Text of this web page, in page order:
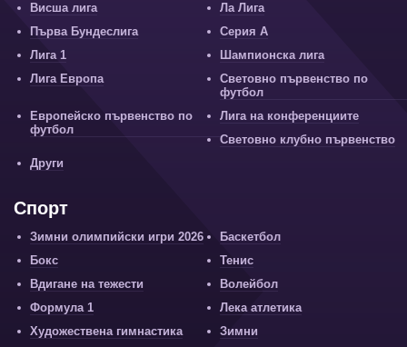
Висша лига
Ла Лига
Първа Бундеслига
Серия А
Лига 1
Шампионска лига
Лига Европа
Световно първенство по
футбол
Европейско първенство по
футбол
Лига на конференциите
Световно клубно първенство
Други
Спорт
Зимни олимпийски игри 2026
Баскетбол
Бокс
Тенис
Вдигане на тежести
Волейбол
Формула 1
Лека атлетика
Художествена гимнастика
Зимни